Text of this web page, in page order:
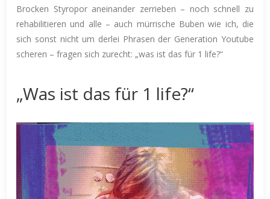
Brocken Styropor aneinander zerrieben – noch schnell zu
rehabilitieren und alle – auch mürrische Buben wie ich, die
sich sonst nicht um derlei Phrasen der Generation Youtube
scheren – fragen sich zurecht: „was ist das für 1 life?“
„Was ist das für 1 life?“